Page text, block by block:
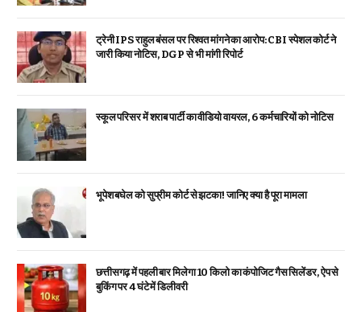
ट्रेनी IPS राहुल बंसल पर रिश्वत मांगने का आरोप: CBI स्पेशल कोर्ट ने
जारी किया नोटिस, DGP से भी मांगी रिपोर्ट
स्कूल परिसर में शराब पार्टी का वीडियो वायरल, 6 कर्मचारियों को नोटिस
भूपेश बघेल को सुप्रीम कोर्ट से झटका! जानिए क्या है पूरा मामला
छत्तीसगढ़ में पहली बार मिलेगा 10 किलो का कंपोजिट गैस सिलेंडर, ऐप से
बुकिंग पर 4 घंटे में डिलीवरी